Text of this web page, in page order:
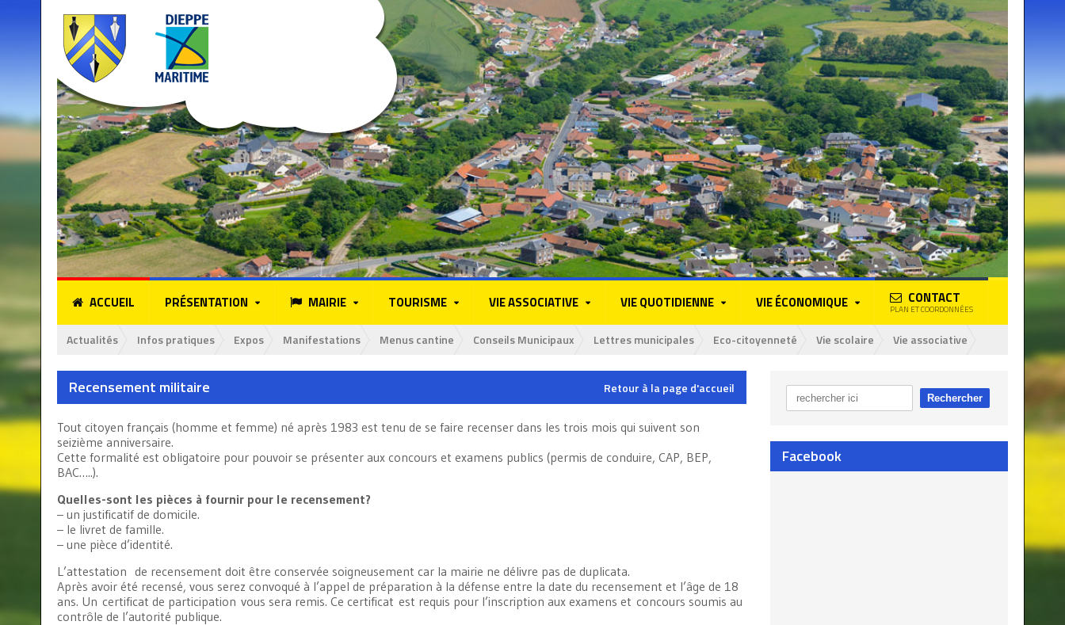
ACCUEIL PRÉSENTATION MAIRIE TOURISME VIE ASSOCIATIVE VIE QUOTIDIENNE VIE ÉCONOMIQUE CONTACT
PLAN ET COORDONNÉES
Actualités Infos pratiques Expos Manifestations Menus cantine Conseils Municipaux Lettres municipales Eco-citoyenneté Vie scolaire Vie associative
Recensement militaire Retour à la page d'accueil
Tout citoyen français (homme et femme) né après 1983 est tenu de se faire recenser dans les trois mois qui suivent son
seizième anniversaire.
Cette formalité est obligatoire pour pouvoir se présenter aux concours et examens publics (permis de conduire, CAP, BEP,
BAC…..).
Quelles-sont les pièces à fournir pour le recensement?
– un justificatif de domicile.
– le livret de famille.
– une pièce d’identité.
L’attestation de recensement doit être conservée soigneusement car la mairie ne délivre pas de duplicata.
Après avoir été recensé, vous serez convoqué à l’appel de préparation à la défense entre la date du recensement et l’âge de 18
ans. Un certificat de participation vous sera remis. Ce certificat est requis pour l’inscription aux examens et concours soumis au
contrôle de l’autorité publique.
Facebook